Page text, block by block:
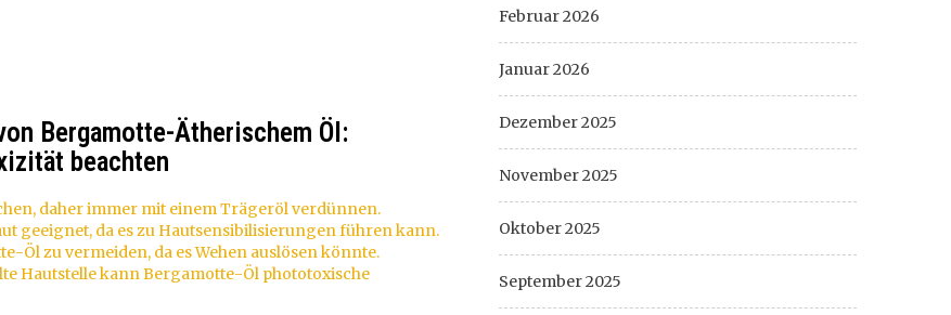
Bergamotte-Ätherischem Öl:
beachten
daher immer mit einem Trägeröl verdünnen.
geeignet, da es zu Hautsensibilisierungen führen kann.
Öl zu vermeiden, da es Wehen auslösen könnte.
Hautstelle kann Bergamotte-Öl phototoxische
Februar 2026
Januar 2026
Dezember 2025
November 2025
Oktober 2025
September 2025